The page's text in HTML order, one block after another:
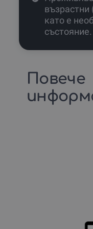
възрастни
като е
състояние.
Повече